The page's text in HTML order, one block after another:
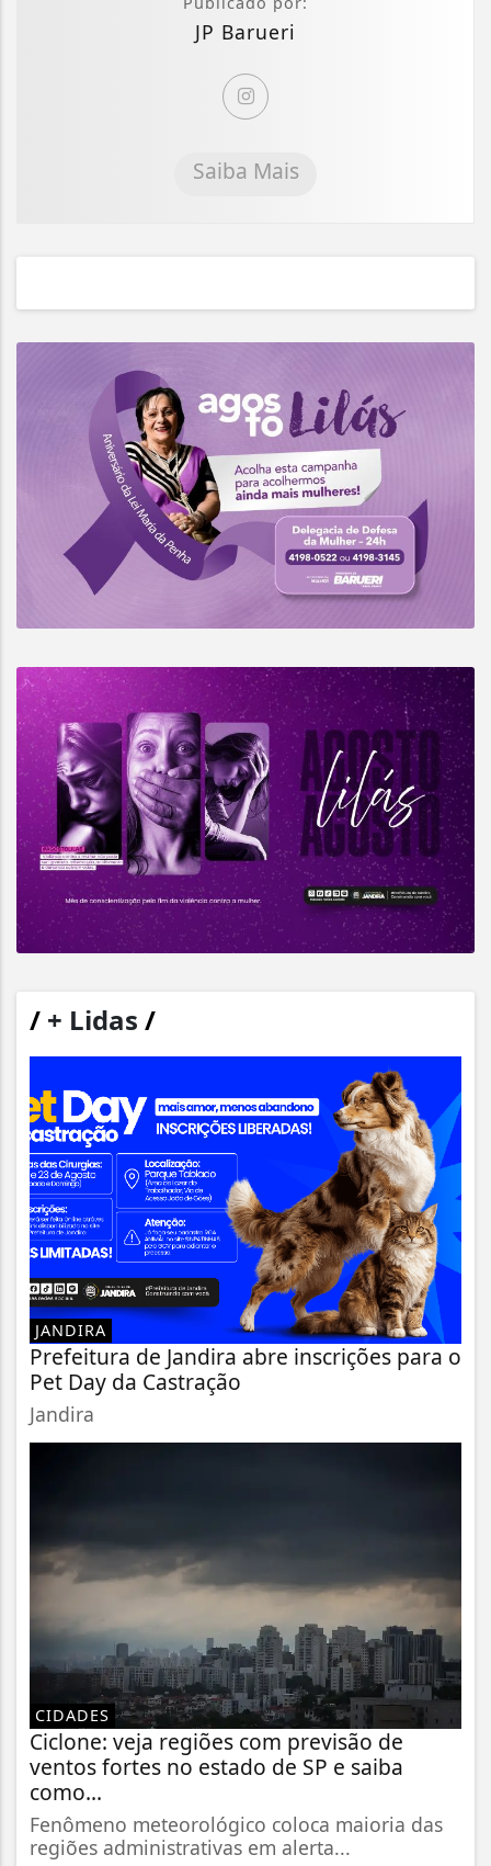
JP Barueri
Saiba Mais
/ + Lidas /
JANDIRA
Prefeitura de Jandira abre inscrições para o
Pet Day da Castração
Jandira
CIDADES
Ciclone: veja regiões com previsão de
ventos fortes no estado de SP e saiba
como...
Fenômeno meteorológico coloca maioria das
regiões administrativas em alerta...